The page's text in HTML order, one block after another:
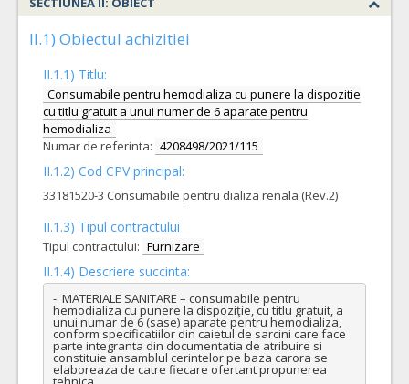
II.1) Obiectul achizitiei
II.1.1) Titlu:
Consumabile pentru hemodializa cu punere la dispozitie
cu titlu gratuit a unui numer de 6 aparate pentru
hemodializa
Numar de referinta: 4208498/2021/115
II.1.2) Cod CPV principal:
33181520-3 Consumabile pentru dializa renala (Rev.2)
II.1.3) Tipul contractului
Tipul contractului: Furnizare
II.1.4) Descriere succinta:
-  MATERIALE SANITARE – consumabile pentru
hemodializa cu punere la dispoziţie, cu titlu gratuit, a
unui numar de 6 (sase) aparate pentru hemodializa,
conform specificatiilor din caietul de sarcini care face
parte integranta din documentatia de atribuire si
constituie ansamblul cerintelor pe baza carora se
elaboreaza de catre fiecare ofertant propunerea